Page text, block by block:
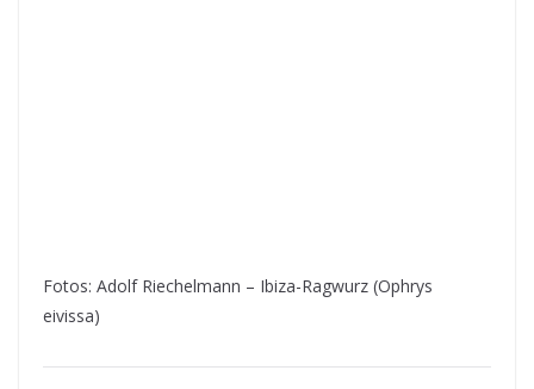
Fotos: Adolf Riechelmann – Ibiza-Ragwurz (Ophrys
eivissa)